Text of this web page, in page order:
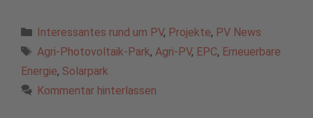
Kategorien
Interessantes rund um PV, Projekte, PV News
Schlagwörter
Agri-Photovoltaik-Park, Agri-PV, EPC, Erneuerbare
Energie, Solarpark
Kommentar hinterlassen